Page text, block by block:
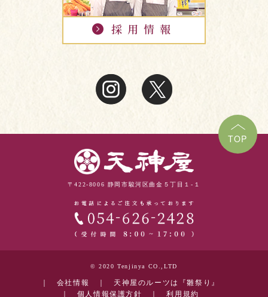
TOP
〒422-8006 静岡市駿河区曲金５丁目１-１
© 2020 Tenjinya CO.,LTD
会社情報
天神屋のルーツは『雛祭り』
個人情報保護方針 ｜利用規約